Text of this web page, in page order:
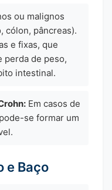
ou malignos
cólon, pâncreas).
e fixas, que
perda de peso,
intestinal.
Em casos de
se formar um
e Baço